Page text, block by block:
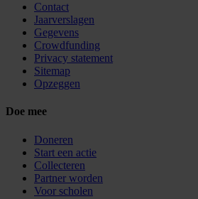
Contact
Jaarverslagen
Gegevens
Crowdfunding
Privacy statement
Sitemap
Opzeggen
Doe mee
Doneren
Start een actie
Collecteren
Partner worden
Voor scholen